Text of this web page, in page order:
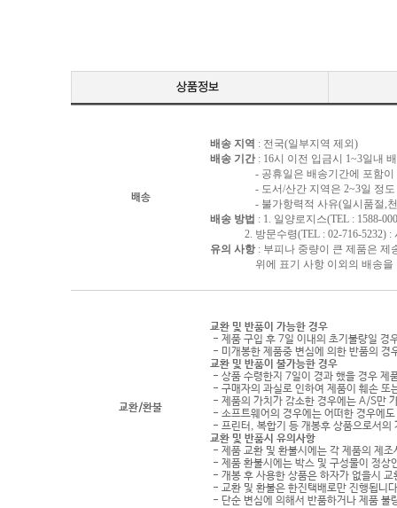
배송
배송 지역 : 전국(일부지역 제외)
배송 기간 : 16시 이전 입금시 1~3일내
- 공휴일은 배송기간에 포함이
- 도서/산간 지역은 2~3일 정도
- 불가항력적 사유(일시품절,천재
배송 방법 : 1. 일양로지스(TEL : 1588-
2. 방문수령(TEL : 02-716-5232) :
유의 사항: 부피나 중량이 큰 제품은 제
위에 표기 사항 이외의 배송을 원
교환/환불
교환 및 반품이 가능한 경우
- 제품 구입 후 7일 이내의 초기불량일 경
- 미개봉한 제품중 변심에 의한 반품의 경
교환 및 반품이 불가능한 경우
- 상품 수령한지 7일이 경과 했을 경우 제
- 구매자의 과실로 인하여 제품이 훼손 또
- 제품의 가치가 감소한 경우에는 A/S만
- 소프트웨어의 경우에는 어떠한 경우에
- 프린터, 복합기 등 개봉후 상품으로서의
교환 및 반품시 유의사항
- 제품 교환 및 환불시에는 각 제품의 제
- 제품 환불시에는 박스 및 구성물이 정상
- 개봉 후 사용한 상품은 하자가 없을시
- 교환 및 환불은 한진택배로만 진행됩니
- 단순 변심에 의해서 반품하거나 제품